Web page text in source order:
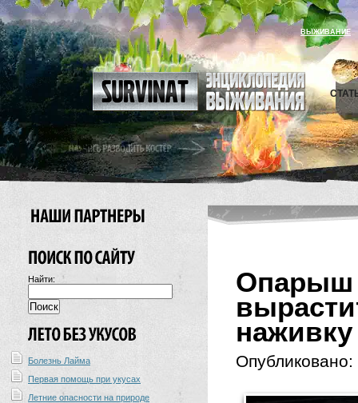
ВЫЖИВАНИЕ
Найти:
Болезнь Лайма
Первая помощь при укусах
Летние опасности на природе
Опубликовано: